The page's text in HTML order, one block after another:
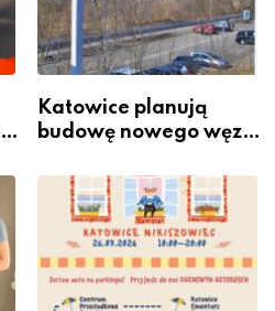
Katowice planują
budowę nowego węzła
Podlesiu